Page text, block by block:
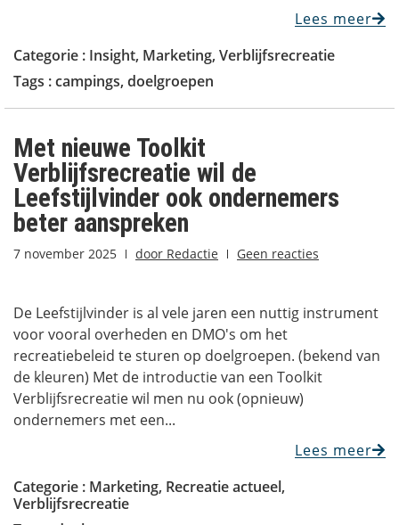
Lees meer
Categorie : Insight, Marketing, Verblijfsrecreatie
Tags :campings, doelgroepen
Met nieuwe Toolkit
Verblijfsrecreatie wil de
Leefstijlvinder ook ondernemers
beter aanspreken
7 november 2025 door Redactie Geen reacties
De Leefstijlvinder is al vele jaren een nuttig instrument
voor vooral overheden en DMO's om het
recreatiebeleid te sturen op doelgroepen. (bekend van
de kleuren) Met de introductie van een Toolkit
Verblijfsrecreatie wil men nu ook (opnieuw)
ondernemers met een...
Lees meer
Categorie : Marketing, Recreatie actueel,
Verblijfsrecreatie